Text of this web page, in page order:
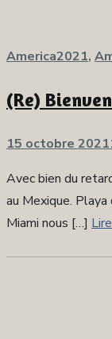
America2021,
(Re)
Publié
15 octobre 2021
Avec bien du
au Mexique.
Miami nous […]